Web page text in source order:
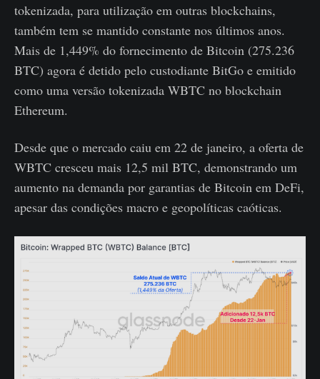
tokenizada, para utilização em outras blockchains,
também tem se mantido constante nos últimos anos.
Mais de 1,449% do fornecimento de Bitcoin (275.236
BTC) agora é detido pelo custodiante BitGo e emitido
como uma versão tokenizada WBTC no blockchain
Ethereum.
Desde que o mercado caiu em 22 de janeiro, a oferta de
WBTC cresceu mais 12,5 mil BTC, demonstrando um
aumento na demanda por garantias de Bitcoin em DeFi,
apesar das condições macro e geopolíticas caóticas.